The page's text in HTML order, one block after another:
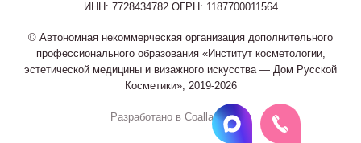
ИНН: 7728434782 ОГРН: 1187700011564
© Автономная некоммерческая организация дополнительного
профессионального образования «Институт косметологии,
эстетической медицины и визажного искусства — Дом Русской
Косметики», 2019-2026
Разработано в Coalla Agency